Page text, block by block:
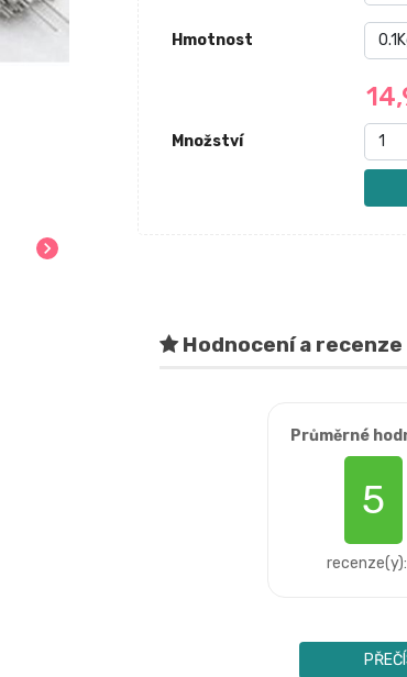
chevron_right
Hmotnost
Množství
Hodnocení a recenze
Průměrné
5